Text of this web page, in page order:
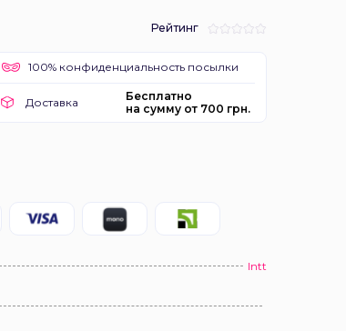
Рейтинг
100% конфиденциальность посылки
Доставка
Бесплатно
на сумму от 700 грн.
Intt